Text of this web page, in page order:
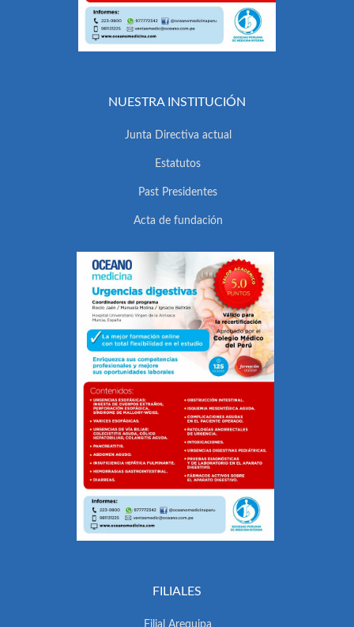
NUESTRA INSTITUCIÓN
Junta Directiva actual
Estatutos
Past Presidentes
Acta de fundación
FILIALES
Filial Arequipa